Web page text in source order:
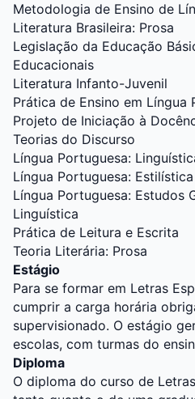
Metodologia de Ensino de
Literatura Brasileira: Prosa
Legislação da Educação
Educacionais
Literatura Infanto-Juvenil
Prática de Ensino em Língua
Projeto de Iniciação à
Teorias do Discurso
Língua Portuguesa:
Língua Portuguesa:
Língua Portuguesa: Estudos
Linguística
Prática de Leitura e Escrita
Teoria Literária: Prosa
Estágio
Para se formar em Letras
cumprir a carga horária
supervisionado. O estágio
escolas, com turmas do
Diploma
O diploma do curso de